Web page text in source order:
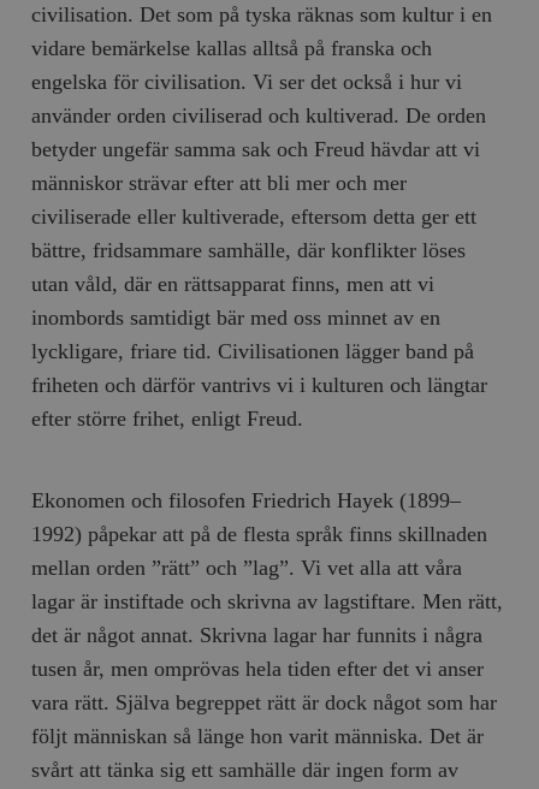
civilisation. Det som på tyska räknas som kultur i en
vidare bemärkelse kallas alltså på franska och
engelska för civilisation. Vi ser det också i hur vi
använder orden civiliserad och kultiverad. De orden
betyder ungefär samma sak och Freud hävdar att vi
människor strävar efter att bli mer och mer
civiliserade eller kultiverade, eftersom detta ger ett
bättre, fridsammare samhälle, där konflikter löses
utan våld, där en rätts­apparat finns, men att vi
inombords samtidigt bär med oss minnet av en
lyckligare, friare tid. Civilisationen lägger band på
friheten och därför vantrivs vi i kulturen och längtar
efter större frihet, enligt Freud.
Ekonomen och filosofen Friedrich Hayek (1899–
1992) påpekar att på de flesta språk finns skillnaden
mellan orden ”rätt” och ”lag”. Vi vet alla att våra
lagar är instiftade och skrivna av lagstiftare. Men rätt,
det är något annat. Skrivna lagar har funnits i några
tusen år, men omprövas hela tiden efter det vi anser
vara rätt. Själva begreppet rätt är dock något som har
följt människan så länge hon varit människa. Det är
svårt att tänka sig ett samhälle där ingen form av